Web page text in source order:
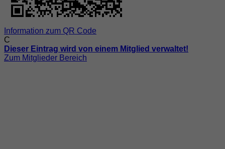
Information zum QR Code
C
Dieser Eintrag wird von einem Mitglied verwaltet!
Zum Mitglieder Bereich